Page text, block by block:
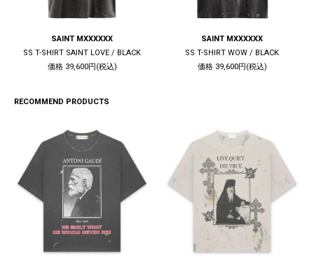
SAINT MXXXXXX
SS T-SHIRT SAINT LOVE / BLACK
価格 39,600円(税込)
SAINT MXXXXXX
SS T-SHIRT WOW / BLACK
価格 39,600円(税込)
RECOMMEND PRODUCTS